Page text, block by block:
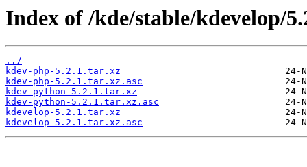
Index of /kde/stable/kdevelop/
../
kdev-php-5.2.1.tar.xz
kdev-php-5.2.1.tar.xz.asc
kdev-python-5.2.1.tar.xz
kdev-python-5.2.1.tar.xz.asc
kdevelop-5.2.1.tar.xz
kdevelop-5.2.1.tar.xz.asc